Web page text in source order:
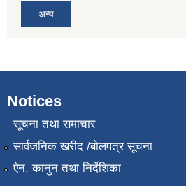
अन्य
Notices
सूचना तथा समाचार
सार्वजनिक खरीद /बोलपत्र सूचना
ऐन, कानुन तथा निर्देशिका